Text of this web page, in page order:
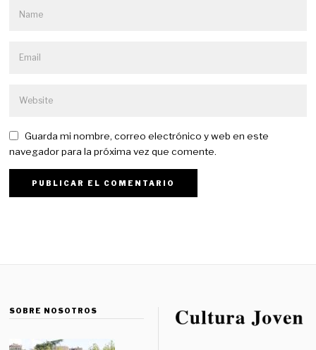
Guarda mi nombre, correo electrónico y web en este
navegador para la próxima vez que comente.
SOBRE NOSOTROS